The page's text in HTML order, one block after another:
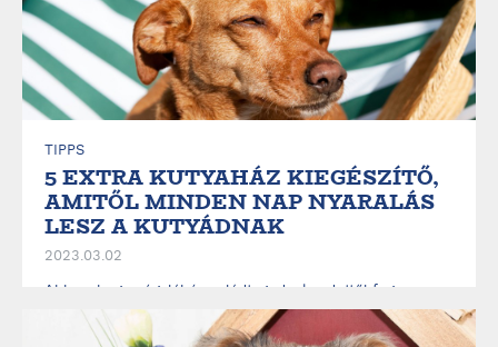
TIPPS
5 EXTRA KUTYAHÁZ KIEGÉSZÍTŐ,
AMITŐL MINDEN NAP NYARALÁS
LESZ A KUTYÁDNAK
2023.03.02
Ahhoz, hogy négylábú családtagod a kezdettől fogva
otthonának tekintse kézműves kutyaházát, kedvenc
játékai mellé olyan kiegészítőket is érdemes beszerezned,